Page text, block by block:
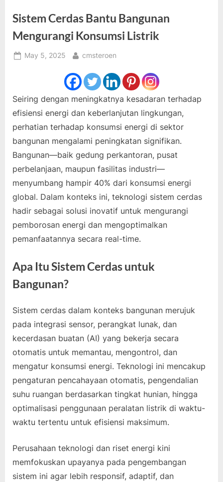
Sistem Cerdas Bantu Bangunan
Mengurangi Konsumsi Listrik
Posted
May 5, 2025 By
cmsteroen
Seiring dengan meningkatnya kesadaran terhadap
efisiensi energi dan keberlanjutan lingkungan,
perhatian terhadap konsumsi energi di sektor
bangunan mengalami peningkatan signifikan.
Bangunan—baik gedung perkantoran, pusat
perbelanjaan, maupun fasilitas industri—
menyumbang hampir 40% dari konsumsi energi
global. Dalam konteks ini, teknologi sistem cerdas
hadir sebagai solusi inovatif untuk mengurangi
pemborosan energi dan mengoptimalkan
pemanfaatannya secara real-time.
Apa Itu Sistem Cerdas untuk
Bangunan?
Sistem cerdas dalam konteks bangunan merujuk
pada integrasi sensor, perangkat lunak, dan
kecerdasan buatan (AI) yang bekerja secara
otomatis untuk memantau, mengontrol, dan
mengatur konsumsi energi. Teknologi ini mencakup
pengaturan pencahayaan otomatis, pengendalian
suhu ruangan berdasarkan tingkat hunian, hingga
optimalisasi penggunaan peralatan listrik di waktu-
waktu tertentu untuk efisiensi maksimum.
Perusahaan teknologi dan riset energi kini
memfokuskan upayanya pada pengembangan
sistem ini agar lebih responsif, adaptif, dan